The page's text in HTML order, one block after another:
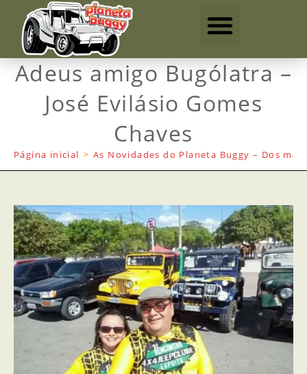
Adeus amigo Bugólatra –
José Evilásio Gomes
Chaves
Página inicial > As Novidades do Planeta Buggy – Dos